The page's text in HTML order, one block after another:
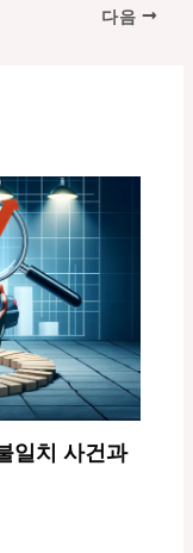
다음
일치 사건과